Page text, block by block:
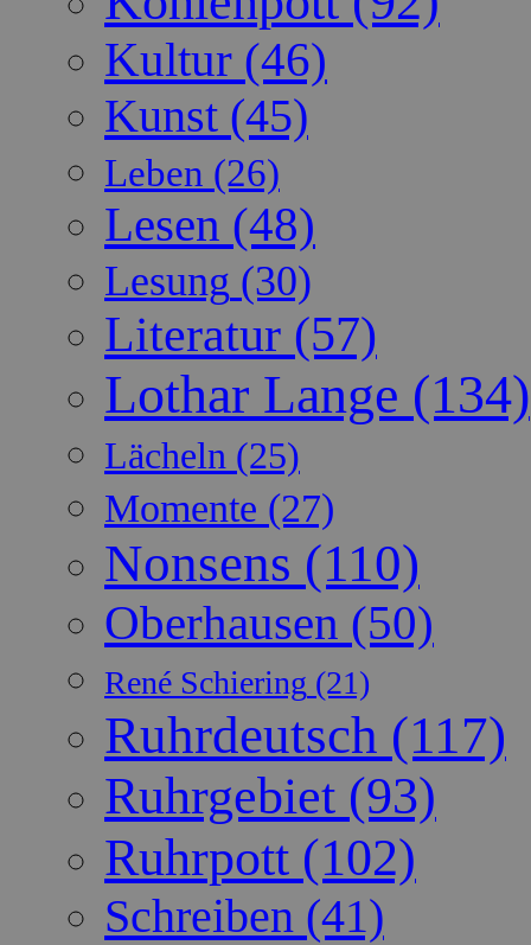
Kultur (46)
Kunst (45)
Leben (26)
Lesen (48)
Lesung (30)
Literatur (57)
Lothar Lange (134)
Lächeln (25)
Momente (27)
Nonsens (110)
Oberhausen (50)
René Schiering (21)
Ruhrdeutsch (117)
Ruhrgebiet (93)
Ruhrpott (102)
Schreiben (41)